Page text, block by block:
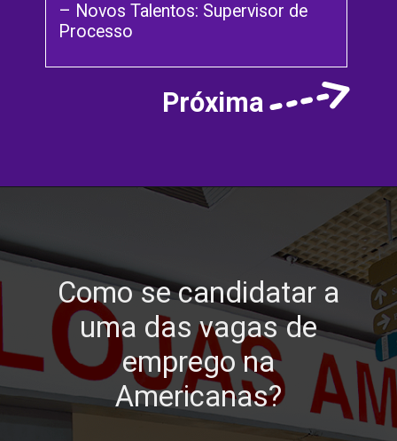
– Novos Talentos: Supervisor de
Processo
Próxima
Como se candidatar a
uma das vagas de
emprego na
Americanas?